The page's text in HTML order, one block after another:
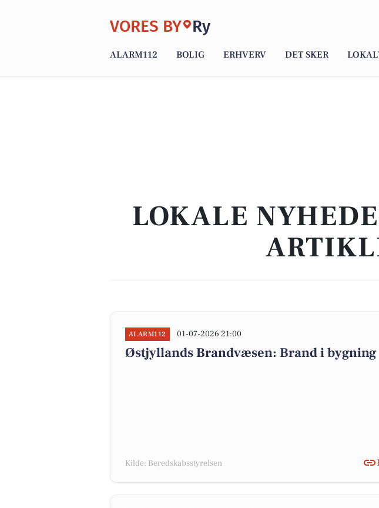
VORES BY Ry
ALARM112 BOLIG ERHVERV DET SKER
LOKALE
ALARM112 01-07-2026 21:00
Østjyllands Brandvæsen: Brand i bygning
Kilde: Beredskabsstyrelsen